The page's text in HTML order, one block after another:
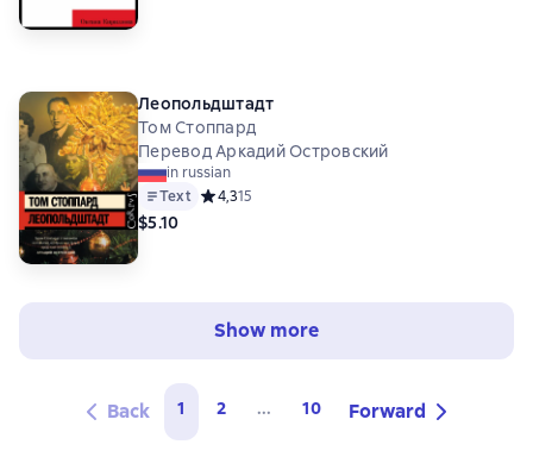
Леопольдштадт
Том Стоппард
Перевод Аркадий Островский
in russian
Text Средний рейтинг 4,3 на основе 15 оценок
4,315
$5.10
Show more
Back 1 2 ... 10 Forward